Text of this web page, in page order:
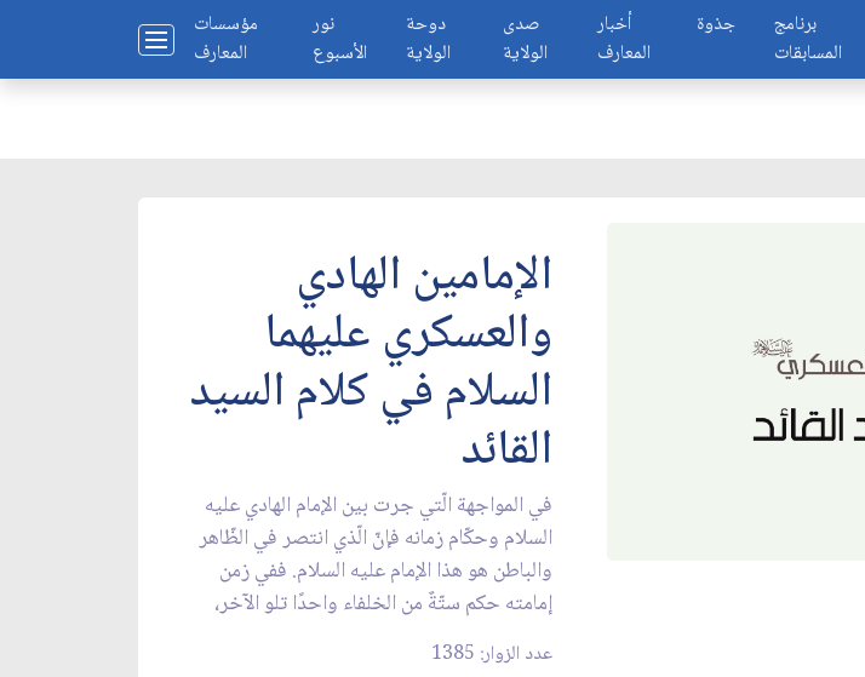
مؤسسات
المعارف
نور
الأسبوع
دوحة
الولاية
صدى
الولاية
أخبار
المعارف
جذوة
برنامج
المسابقات
الإمامين الهادي
والعسكري عليهما
السلام في كلام السيد
القائد
في المواجهة الّتي جرت بين الإمام الهادي عليه
السلام وحكّام زمانه فإنّ الّذي انتصر في الظّاهر
والباطن هو هذا الإمام عليه السلام. ففي زمن
إمامته حكم ستّةٌ من الخلفاء واحدًا تلو الآخر،
عدد الزوار: 1385